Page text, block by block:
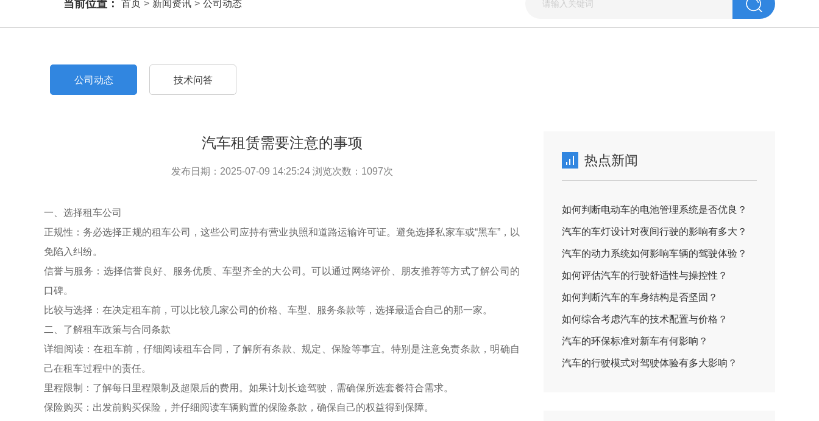
当前位置： 首页 > 新闻资讯 > 公司动态
公司动态 技术问答
汽车租赁需要注意的事项
发布日期：2025-07-09 14:25:24 浏览次数： 1097次
一、选择租车公司
正规性：务必选择正规的租车公司，这些公司应持有营业执照和道路运输许可证。避免选择私家车或“黑车”，以
免陷入纠纷。
信誉与服务：选择信誉良好、服务优质、车型齐全的大公司。可以通过网络评价、朋友推荐等方式了解公司的
口碑。
比较与选择：在决定租车前，可以比较几家公司的价格、车型、服务条款等，选择最适合自己的那一家。
二、了解租车政策与合同条款
详细阅读：在租车前，仔细阅读租车合同，了解所有条款、规定、保险等事宜。特别是注意免责条款，明确自
己在租车过程中的责任。
里程限制：了解每日里程限制及超限后的费用。如果计划长途驾驶，需确保所选套餐符合需求。
保险购买：出发前购买保险，并仔细阅读车辆购置的保险条款，确保自己的权益得到保障。
热点新闻
如何判断电动车的电池管理系统是否优良？
汽车的车灯设计对夜间行驶的影响有多大？
汽车的动力系统如何影响车辆的驾驶体验？
如何评估汽车的行驶舒适性与操控性？
如何判断汽车的车身结构是否坚固？
如何综合考虑汽车的技术配置与价格？
汽车的环保标准对新车有何影响？
汽车的行驶模式对驾驶体验有多大影响？